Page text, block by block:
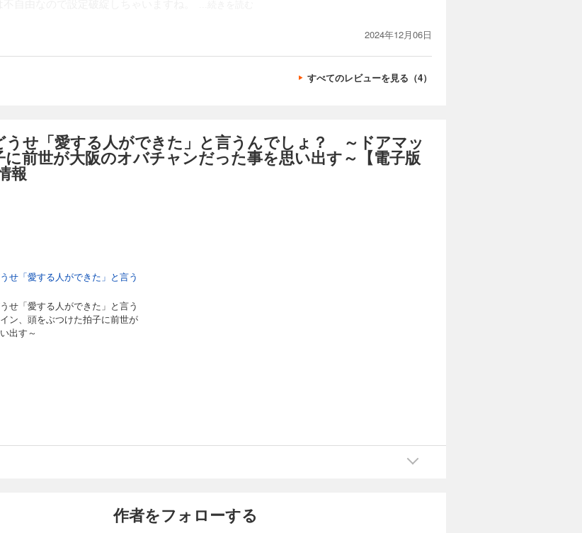
2024年12月06日
すべてのレビューを見る（4）
せ「愛する人ができた」と言うんでしょ？ ～ドアマッ
前世が大阪のオバチャンだった事を思い出す～【電子版
報
せ「愛する人ができた」と言う
せ「愛する人ができた」と言う
ン、頭をぶつけた拍子に前世が
出す～
作者をフォローする